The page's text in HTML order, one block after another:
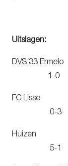
Uitslagen:
1-0
FC
0-3
5-1